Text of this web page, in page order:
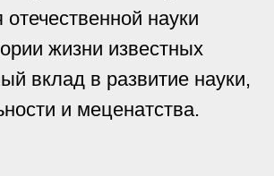
науки
жизни известных
вклад в развитие науки,
и меценатства.